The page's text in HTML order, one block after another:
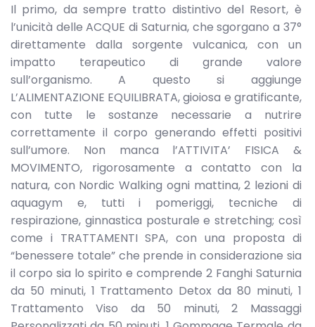
Il primo, da sempre tratto distintivo del Resort, è
l’unicità delle ACQUE di Saturnia, che sgorgano a 37°
direttamente dalla sorgente vulcanica, con un
impatto terapeutico di grande valore
sull’organismo. A questo si aggiunge
L’ALIMENTAZIONE EQUILIBRATA, gioiosa e gratificante,
con tutte le sostanze necessarie a nutrire
correttamente il corpo generando effetti positivi
sull’umore. Non manca l’ATTIVITA’ FISICA &
MOVIMENTO, rigorosamente a contatto con la
natura, con Nordic Walking ogni mattina, 2 lezioni di
aquagym e, tutti i pomeriggi, tecniche di
respirazione, ginnastica posturale e stretching; così
come i TRATTAMENTI SPA, con una proposta di
“benessere totale” che prende in considerazione sia
il corpo sia lo spirito e comprende 2 Fanghi Saturnia
da 50 minuti, 1 Trattamento Detox da 80 minuti, 1
Trattamento Viso da 50 minuti, 2 Massaggi